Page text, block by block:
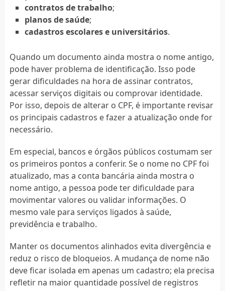
contratos de trabalho;
planos de saúde;
cadastros escolares e universitários.
Quando um documento ainda mostra o nome antigo,
pode haver problema de identificação. Isso pode
gerar dificuldades na hora de assinar contratos,
acessar serviços digitais ou comprovar identidade.
Por isso, depois de alterar o CPF, é importante revisar
os principais cadastros e fazer a atualização onde for
necessário.
Em especial, bancos e órgãos públicos costumam ser
os primeiros pontos a conferir. Se o nome no CPF foi
atualizado, mas a conta bancária ainda mostra o
nome antigo, a pessoa pode ter dificuldade para
movimentar valores ou validar informações. O
mesmo vale para serviços ligados à saúde,
previdência e trabalho.
Manter os documentos alinhados evita divergência e
reduz o risco de bloqueios. A mudança de nome não
deve ficar isolada em apenas um cadastro; ela precisa
refletir na maior quantidade possível de registros